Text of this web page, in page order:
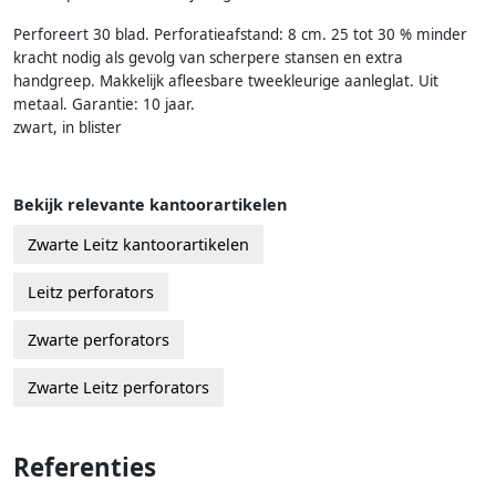
Perforeert 30 blad. Perforatieafstand: 8 cm. 25 tot 30 % minder
kracht nodig als gevolg van scherpere stansen en extra
handgreep. Makkelijk afleesbare tweekleurige aanleglat. Uit
metaal. Garantie: 10 jaar.
zwart, in blister
Bekijk relevante kantoorartikelen
Zwarte Leitz kantoorartikelen
Leitz perforators
Zwarte perforators
Zwarte Leitz perforators
Referenties